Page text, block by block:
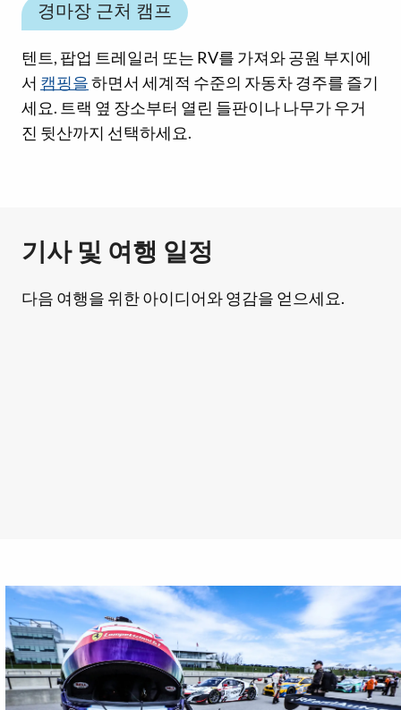
경마장 근처 캠프
텐트, 팝업 트레일러 또는 RV를 가져와 공원 부지에
서 캠핑을하면서 세계적 수준의 자동차 경주를 즐기
세요. 트랙 옆 장소부터 열린 들판이나 나무가 우거
진 뒷산까지 선택하세요.
기사 및 여행 일정
다음 여행을 위한 아이디어와 영감을 얻으세요.